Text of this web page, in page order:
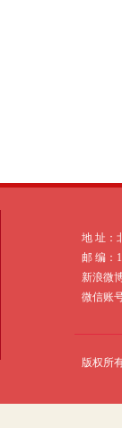
地 址：
邮 编
新浪微
微信账
版权所